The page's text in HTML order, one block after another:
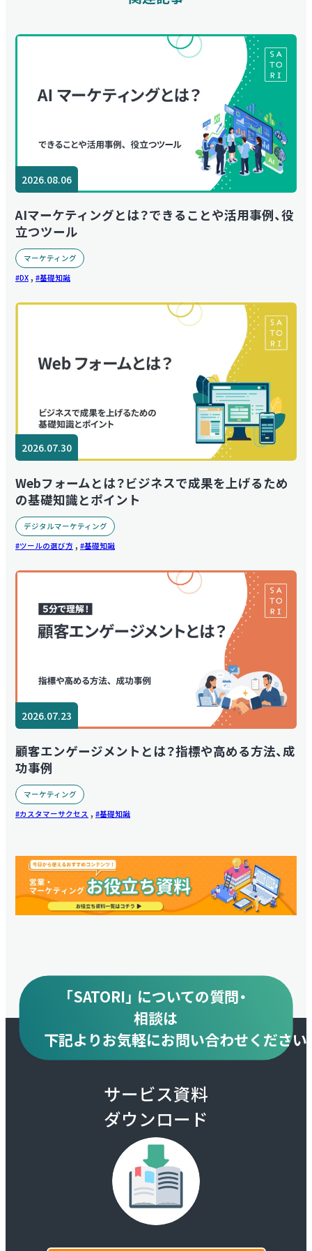
2026.08.06
AIマーケティングとは？できることや活用事例、役
立つツール
マーケティング
DX , 基礎知識
2026.07.30
Webフォームとは？ビジネスで成果を上げるため
の基礎知識とポイント
デジタルマーケティング
ツールの選び方 , 基礎知識
2026.07.23
顧客エンゲージメントとは？指標や高める方法、成
功事例
マーケティング
カスタマーサクセス , 基礎知識
「SATORI」 についての質問・
相談は
下記よりお気軽にお問い合わせください
サービス資料
ダウンロード